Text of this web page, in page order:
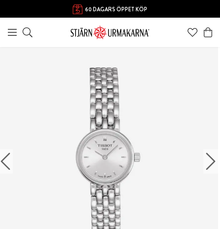
60 DAGARS ÖPPET KÖP